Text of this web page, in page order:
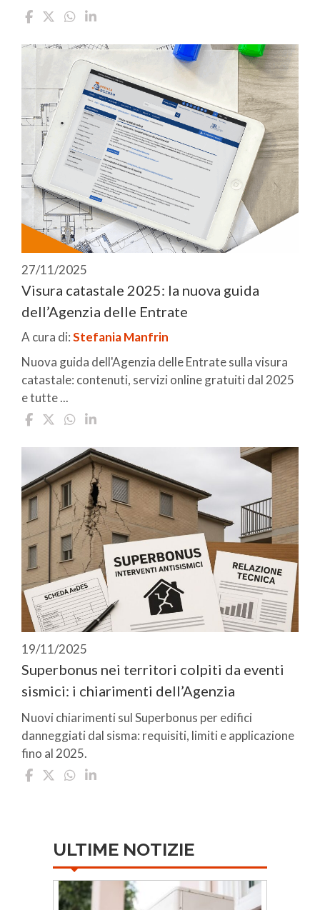
27/11/2025
Visura catastale 2025: la nuova guida
dell’Agenzia delle Entrate
A cura di:Stefania Manfrin
Nuova guida dell'Agenzia delle Entrate sulla visura
catastale: contenuti, servizi online gratuiti dal 2025
e tutte ...
19/11/2025
Superbonus nei territori colpiti da eventi
sismici: i chiarimenti dell’Agenzia
Nuovi chiarimenti sul Superbonus per edifici
danneggiati dal sisma: requisiti, limiti e applicazione
fino al 2025.
ULTIME NOTIZIE